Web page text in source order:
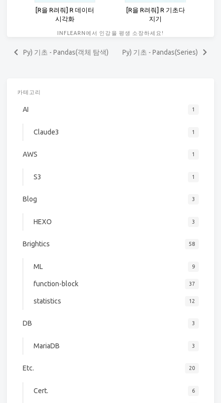
[R을 R려줘] R 데이터
시각화
[R을 R려줘] R 기초다
지기
INFLEARN에서 인강을 평생 소장하세요!
Py) 기초 - Pandas(객체 탐색) Py) 기초 - Pandas(Series)
카테고리
AI 1
Claude3 1
AWS 1
S3 1
Blog 3
HEXO 3
Brightics 58
ML 9
function-block 37
statistics 12
DB 3
MariaDB 3
Etc. 20
Cert. 6